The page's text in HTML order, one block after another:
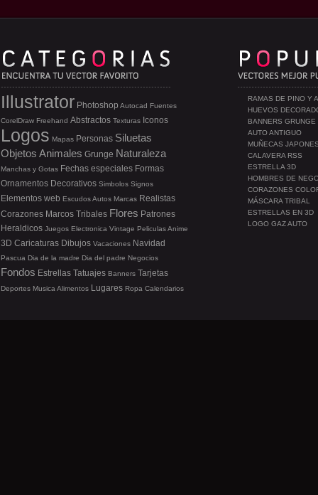
RAMAS DE PINO Y
HUEVOS
BANNERS GRUNGE
AUTO ANTIGUO
MUÑECAS
CALAVERA RSS
ESTRELLA 3D
HOMBRES DE
CORAZONES
MÁSCARA TRIBAL
ESTRELLAS EN 3D
LOGO GAZ AUTO
Illustrator Photoshop Autocad Fuentes
CorelDraw Freehand Abstractos Texturas Iconos
Logos Mapas Personas Siluetas
Objetos Animales Grunge Naturaleza
Manchas y Gotas Fechas especiales Formas
Ornamentos Decorativos Simbolos Signos
Elementos web EscudosAutos Marcas Realistas
Corazones Marcos Tribales Flores Patrones
Heraldicos Juegos Electronica Vintage PeliculasAnime
3D Caricaturas Dibujos Vacaciones Navidad
Pascua Dia de la madre Dia del padre Negocios
Fondos Estrellas Tatuajes Banners Tarjetas
Deportes Musica Alimentos Lugares Ropa Calendarios